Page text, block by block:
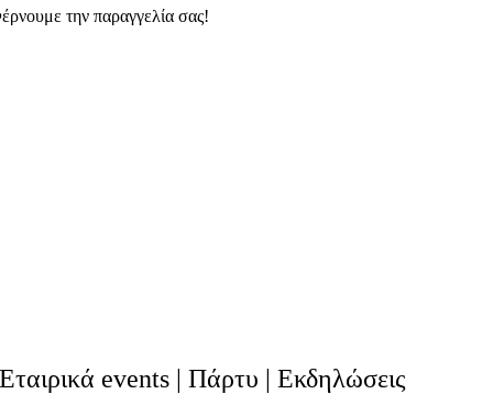
την παραγγελία σας!
Εταιρικά events | Πάρτυ | Εκδηλώσεις